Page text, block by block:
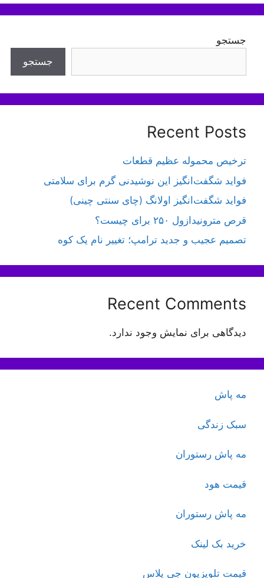
جستجو
جستجو
Recent Posts
ترخیص محموله عظیم قطعات
فواید شگفت‌انگیز این نوشیدنی گرم برای سلامتی
فواید شگفت‌انگیز اولانگ (چای سنتی چینی)
قرص مترونیدازول ۲۵۰ برای چیست؟
تصمیم عجیب و جدید ترامپ؛ تغییر نام یک کوه
Recent Comments
دیدگاهی برای نمایش وجود ندارد.
مه پاش
سبک زندگی
مه پاش رستوران
قیمت هود
مه پاش رستوران
خرید بک لینک
قیمت تلویزیون جی پلاس